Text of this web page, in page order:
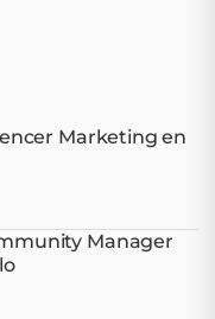
Marketing en